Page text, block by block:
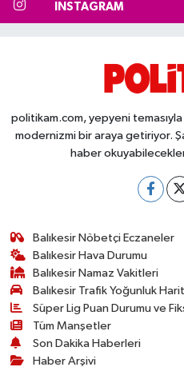
INSTAGRAM
politikam.com, yepyeni
modernizmi bir araya getiriyor.
haber
Balıkesir Nöbetçi Eczaneler
Balıkesir Hava Durumu
Balıkesir Namaz Vakitleri
Balıkesir Trafik Yoğunluk
Süper Lig Puan Durumu ve
Tüm Manşetler
Son Dakika Haberleri
Haber Arşivi